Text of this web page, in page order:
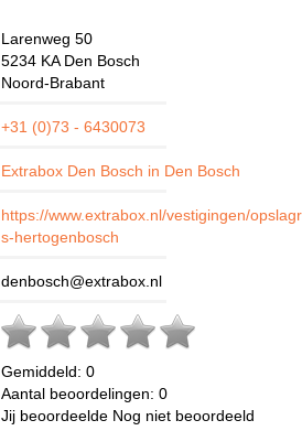
Larenweg 50
5234 KA Den Bosch
Noord-Brabant
+31 (0)73 - 6430073
Extrabox Den Bosch in Den Bosch
https://www.extrabox.nl/vestigingen/
s-hertogenbosch
denbosch@extrabox.nl
Gemiddeld: 0
Aantal beoordelingen: 0
Jij beoordeelde Nog niet beoordeeld